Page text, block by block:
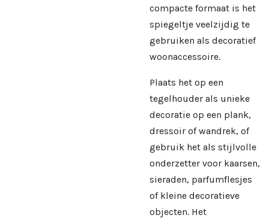
compacte formaat is het
spiegeltje veelzijdig te
gebruiken als decoratief
woonaccessoire.
Plaats het op een
tegelhouder als unieke
decoratie op een plank,
dressoir of wandrek, of
gebruik het als stijlvolle
onderzetter voor kaarsen,
sieraden, parfumflesjes
of kleine decoratieve
objecten. Het